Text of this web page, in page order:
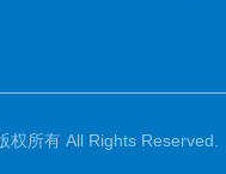
所有 All Rights Reserved.